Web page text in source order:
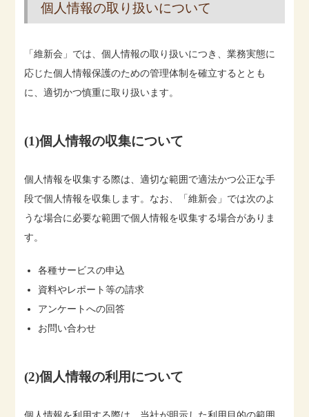
個人情報の取り扱いについて
「維新会」では、個人情報の取り扱いにつき、業務実態に
応じた個人情報保護のための管理体制を確立するととも
に、適切かつ慎重に取り扱います。
(1)個人情報の収集について
個人情報を収集する際は、適切な範囲で適法かつ公正な手
段で個人情報を収集します。なお、「維新会」では次のよ
うな場合に必要な範囲で個人情報を収集する場合がありま
す。
各種サービスの申込
資料やレポート等の請求
アンケートへの回答
お問い合わせ
(2)個人情報の利用について